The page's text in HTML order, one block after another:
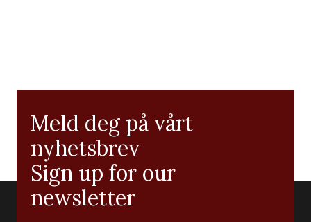
Meld deg på vårt
nyhetsbrev
Sign up for our
newsletter